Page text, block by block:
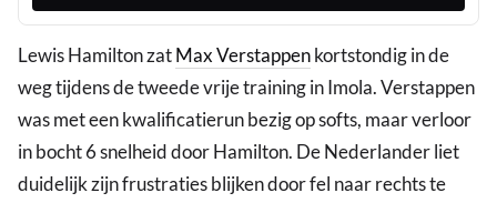
Lewis Hamilton zatMax Verstappenkortstondig in de
weg tijdens de tweede vrije training in Imola. Verstappen
was met een kwalificatierun bezig op softs, maar verloor
in bocht 6 snelheid door Hamilton. De Nederlander liet
duidelijk zijn frustraties blijken door fel naar rechts te